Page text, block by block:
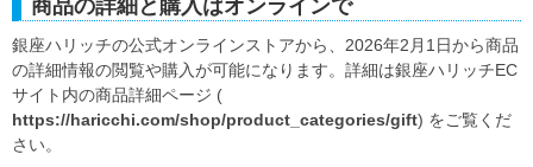
商品の詳細と購入はオンラインで
銀座ハリッチの公式オンラインストアから、2026年2月1日から商品
の詳細情報の閲覧や購入が可能になります。詳細は銀座ハリッチEC
サイト内の商品詳細ページ (
https://haricchi.com/shop/product_categories/gift) をご覧くだ
さい。